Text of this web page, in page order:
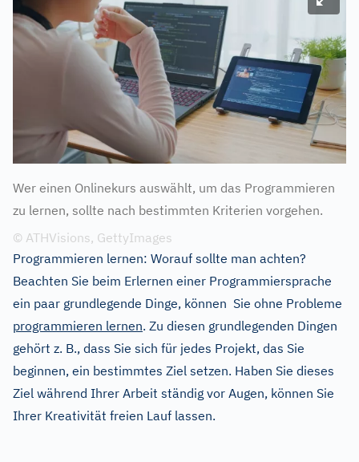
Wer einen Onlinekurs auswählt, um das Programmieren
zu lernen, sollte nach bestimmten Kriterien vorgehen.
© ATHVisions, GettyImages
Programmieren lernen: Worauf sollte man achten?
Beachten Sie beim Erlernen einer Programmiersprache
ein paar grundlegende Dinge, können Sie ohne Probleme
programmieren lernen. Zu diesen grundlegenden Dingen
gehört z. B., dass Sie sich für jedes Projekt, das Sie
beginnen, ein bestimmtes Ziel setzen. Haben Sie dieses
Ziel während Ihrer Arbeit ständig vor Augen, können Sie
Ihrer Kreativität freien Lauf lassen.